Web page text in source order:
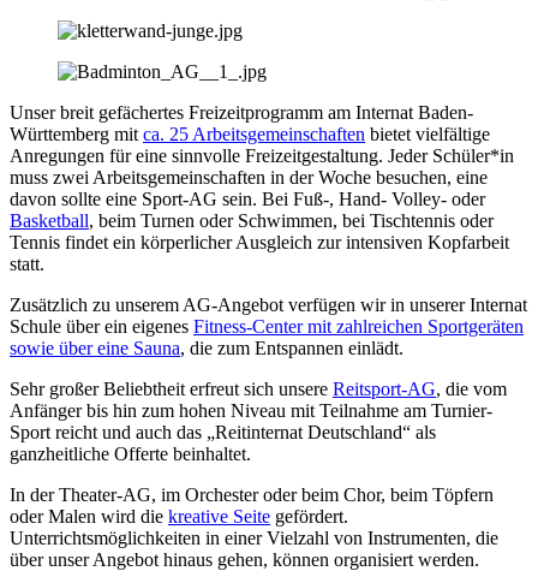
Unser breit gefächertes Freizeitprogramm am Internat Baden-
Württemberg mit ca. 25 Arbeitsgemeinschaften bietet vielfältige
Anregungen für eine sinnvolle Freizeitgestaltung. Jeder Schüler*in
muss zwei Arbeitsgemeinschaften in der Woche besuchen, eine
davon sollte eine Sport-AG sein. Bei Fuß-, Hand- Volley- oder
Basketball, beim Turnen oder Schwimmen, bei Tischtennis oder
Tennis findet ein körperlicher Ausgleich zur intensiven Kopfarbeit
statt.
Zusätzlich zu unserem AG-Angebot verfügen wir in unserer Internat
Schule über ein eigenes Fitness-Center mit zahlreichen Sportgeräten
sowie über eine Sauna, die zum Entspannen einlädt.
Sehr großer Beliebtheit erfreut sich unsere Reitsport-AG, die vom
Anfänger bis hin zum hohen Niveau mit Teilnahme am Turnier-
Sport reicht und auch das „Reitinternat Deutschland“ als
ganzheitliche Offerte beinhaltet.
In der Theater-AG, im Orchester oder beim Chor, beim Töpfern
oder Malen wird die kreative Seite gefördert.
Unterrichtsmöglichkeiten in einer Vielzahl von Instrumenten, die
über unser Angebot hinaus gehen, können organisiert werden.